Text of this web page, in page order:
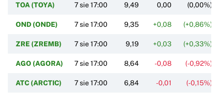
TOA (TOYA) 7 sie 17:00 9,49 0,00 (0,00%)
OND (ONDE) 7 sie 17:00 9,35 +0,08 (+0,86%)
ZRE (ZREMB) 7 sie 17:00 9,19 +0,03 (+0,33%)
AGO (AGORA) 7 sie 17:00 8,64 -0,08 (-0,92%)
ATC (ARCTIC) 7 sie 17:00 6,84 -0,01 (-0,15%)